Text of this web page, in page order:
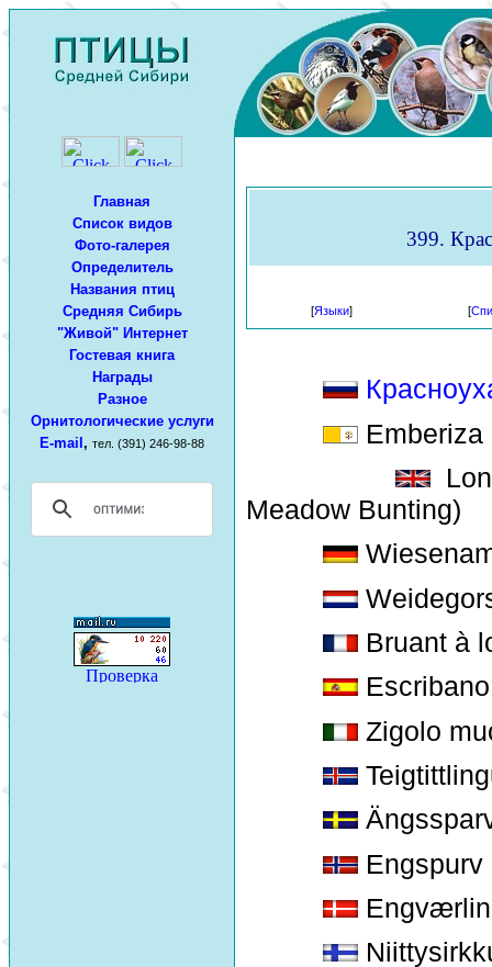
Главная
Список видов
Фото-галерея
Определитель
Названия птиц
Средняя Сибирь
"Живой" Интернет
Гостевая книга
Награды
Разное
Орнитологические услуги
E-mail , тел. (391) 246-98-88
399.
[Языки] [
Meadow Bunting)
Bruant à
Zigolo
Engspurv